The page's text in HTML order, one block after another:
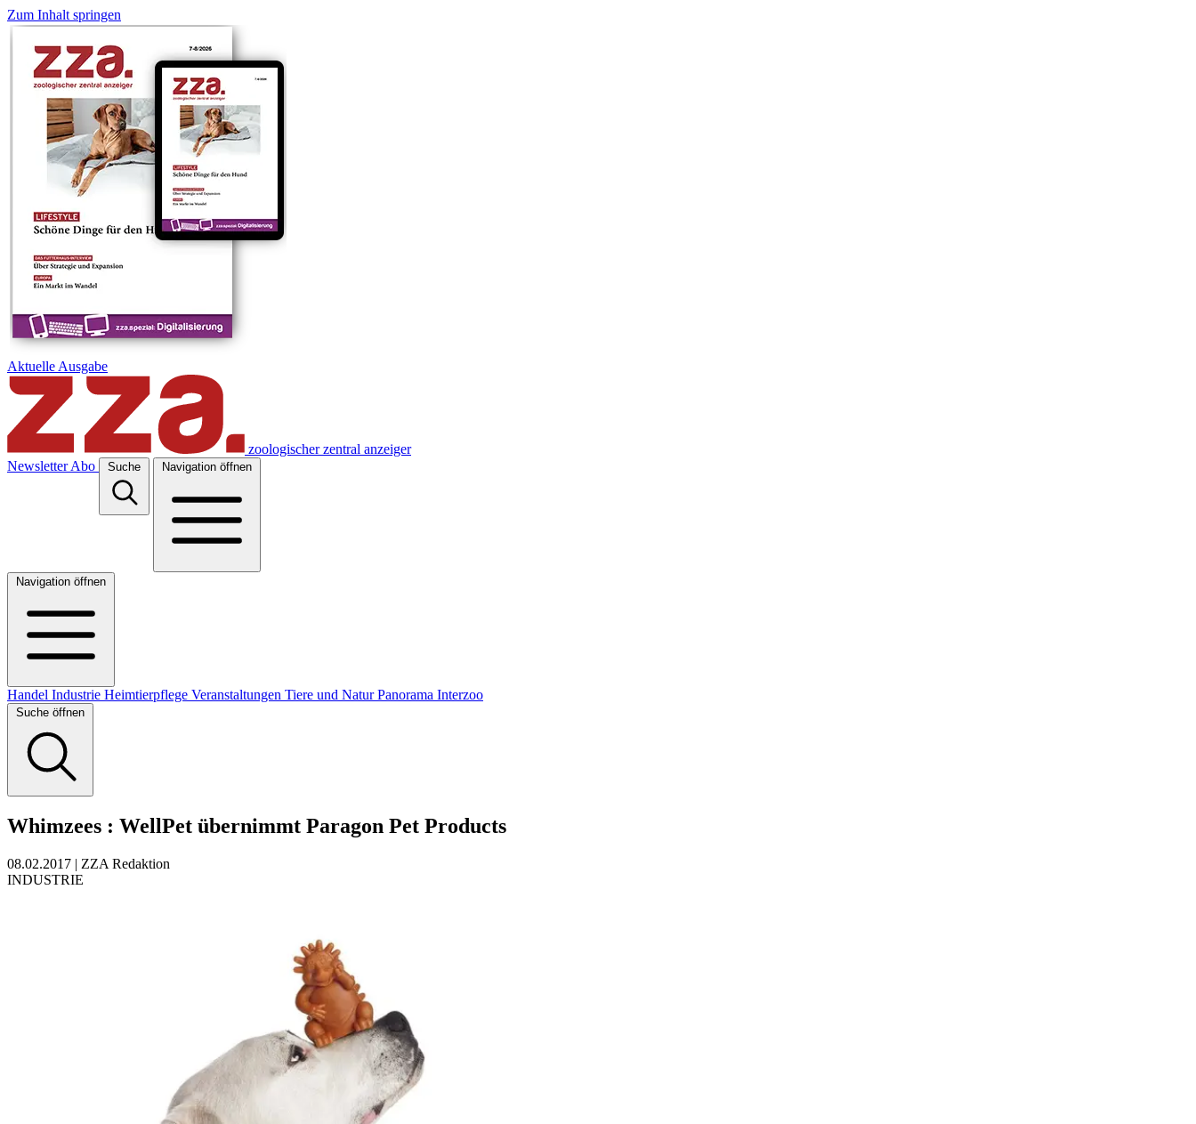
Zum Inhalt springen
Aktuelle Ausgabe
zoologischer zentral anzeiger
Newsletter Abo Suche Navigation öffnen
Navigation öffnen
Handel Industrie Heimtierpflege Veranstaltungen Tiere und NaturPanorama Interzoo
Suche öffnen
Whimzees : WellPet übernimmt Paragon Pet Products
08.02.2017 | ZZA Redaktion
INDUSTRIE